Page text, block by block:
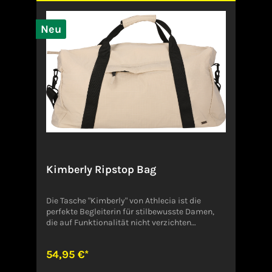
Neu
Kimberly Ripstop Bag
Die Tasche "Kimberly" von Athlecia ist die
perfekte Begleiterin für stilbewusste Damen,
die auf Funktionalität nicht verzichten
durch Langlebigkeit und Leichtigkeit. Mit
54,95 €*